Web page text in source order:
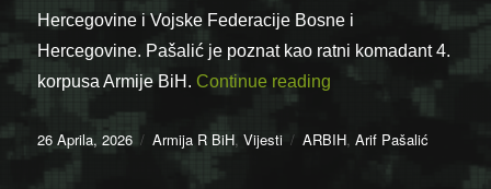
Hercegovine i Vojske Federacije Bosne i
Hercegovine. Pašalić je poznat kao ratni komadant 4.
korpusa Armije BiH. Continue reading “Poginuo Arif
Posted
26 Aprila, 2026 Categories
Armija R BiH ,Vijesti Tags
ARBIH,Arif Pašalić